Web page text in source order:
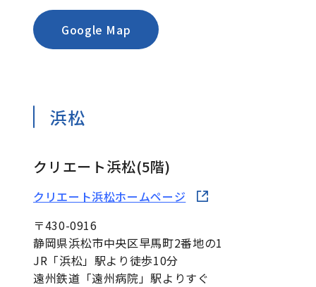
Google Map
浜松
クリエート浜松(5階)
クリエート浜松ホームページ
〒430-0916
静岡県浜松市中央区早馬町2番地の1
JR「浜松」駅より徒歩10分
遠州鉄道「遠州病院」駅よりすぐ